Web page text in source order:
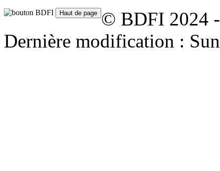
© BDFI 2024
Dernière modification :